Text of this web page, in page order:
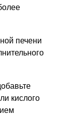
печени
кислого